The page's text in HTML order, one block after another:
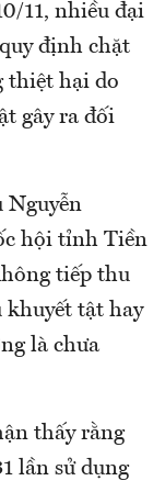
11, nhiều đại
định chặt
thiệt hại do
gây ra đối
Nguyễn
hội tỉnh Tiền
tiếp thu
khuyết tật hay
là chưa
thấy rằng
lần sử dụng